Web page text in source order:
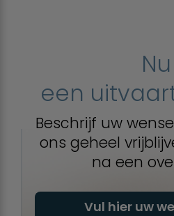
Nu
een
Beschrijf uw
ons geheel
na een
Vul hier uw